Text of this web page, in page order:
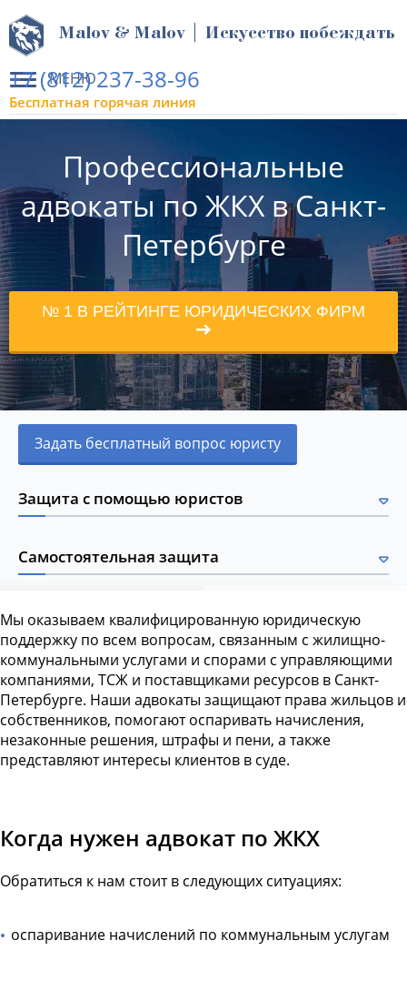
МЕНЮ
Malov & Malov | Искусство побеждать
+7 (812) 237-38-96
Бесплатная горячая линия
Профессиональные
адвокаты по ЖКХ в Санкт-
Петербурге
№ 1 В РЕЙТИНГЕ ЮРИДИЧЕСКИХ ФИРМ
Задать бесплатный вопрос юристу
Защита с помощью юристов
Самостоятельная защита
Мы оказываем квалифицированную юридическую
поддержку по всем вопросам, связанным с жилищно-
коммунальными услугами и спорами с управляющими
компаниями, ТСЖ и поставщиками ресурсов в Санкт-
Петербурге. Наши адвокаты защищают права жильцов и
собственников, помогают оспаривать начисления,
незаконные решения, штрафы и пени, а также
представляют интересы клиентов в суде.
Когда нужен адвокат по ЖКХ
Обратиться к нам стоит в следующих ситуациях:
оспаривание начислений по коммунальным услугам